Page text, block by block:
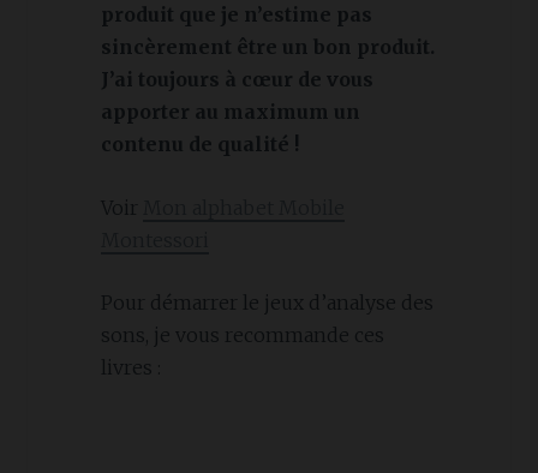
produit que je n’estime pas
sincèrement être un bon produit.
J’ai toujours à cœur de vous
apporter au maximum un
contenu de qualité !
Voir
Pour démarrer le jeux d’analyse des
sons, je vous recommande ces
livres :